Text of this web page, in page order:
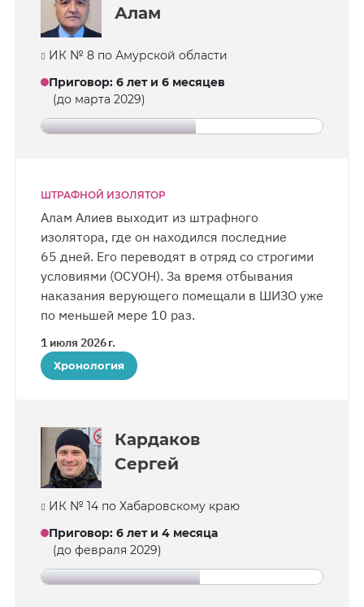
Алам
ИК № 8 по Амурской области
Приговор: 6 лет и 6 месяцев
(до марта 2029)
ШТРАФНОЙ ИЗОЛЯТОР
Алам Алиев выходит из штрафного
изолятора, где он находился последние
65 дней. Его переводят в отряд со строгими
условиями (ОСУОН). За время отбывания
наказания верующего помещали в ШИЗО уже
по меньшей мере 10 раз.
1 июля 2026 г.
Хронология
Кардаков
Сергей
ИК № 14 по Хабаровскому краю
Приговор: 6 лет и 4 месяца
(до февраля 2029)